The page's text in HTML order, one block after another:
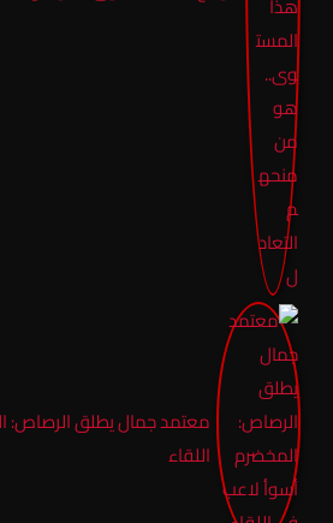
معتمد جمال يطلق الرصاص:
اللقاء